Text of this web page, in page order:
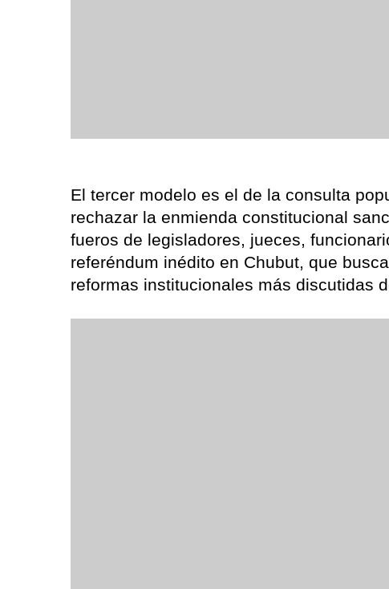
El tercer modelo es el de la consulta
rechazar la enmienda constitucional
fueros de legisladores, jueces,
referéndum inédito en Chubut, que
reformas institucionales más discutidas